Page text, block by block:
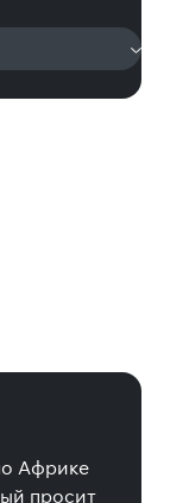
Африке
просит